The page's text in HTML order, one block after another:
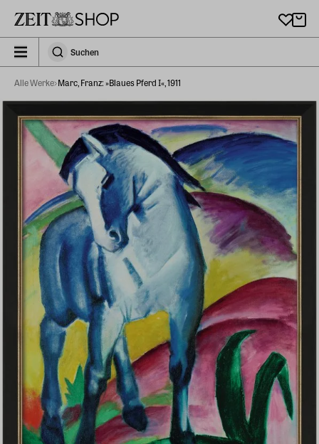
zeit_storefront.components.search.collapsed
SuchenSuchen
Alle Werke Marc, Franz: »Blaues Pferd I«, 1911